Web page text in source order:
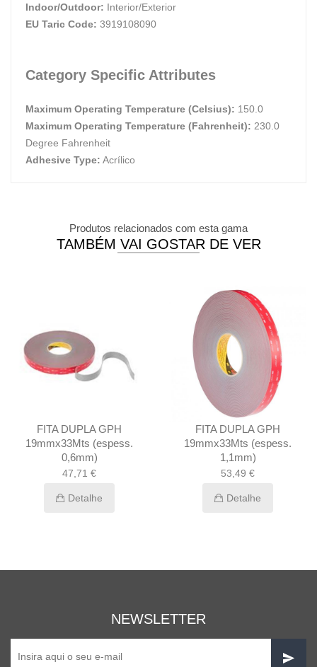
Indoor/Outdoor: Interior/Exterior
EU Taric Code: 3919108090
Category Specific Attributes
Maximum Operating Temperature (Celsius): 150.0
Maximum Operating Temperature (Fahrenheit): 230.0
Degree Fahrenheit
Adhesive Type: Acrílico
Produtos relacionados com esta gama
TAMBÉM VAI GOSTAR DE VER
FITA DUPLA GPH
19mmx33Mts (espess.
-10%
FITA
NEWSLETTER